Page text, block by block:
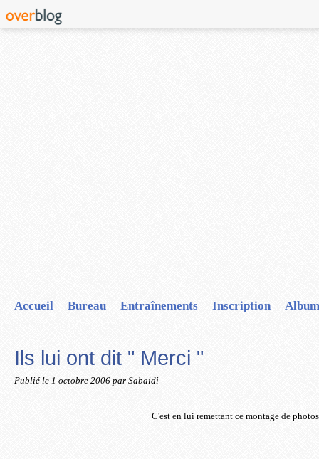
Accueil Bureau Entraînements Inscription
Ils lui ont dit " Merci "
Publié le 1 octobre 2006 par Sabaidi
C'est en lui remettant ce montage de photos